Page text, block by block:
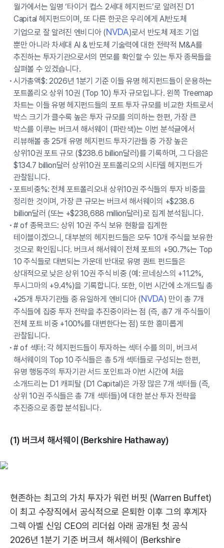
월가에서는 일명 ‘타이거 컵스 2세대 헤지펀드’로 알려진 D1
Capital 헤지펀드이며, 또 다른 한곳은 우리에게 AI반도체
기업으로 잘 알려진 엔비디아 (NVDA)로서 반도체 제조 기업
뿐만 아니라 차세대 AI & 반도체 기술력에 대한 전략적 M&A를
추진하는 투자기관으로서의 면모를 확인할 수 있는 투자 종목들을
살펴볼 수 있겠습니다.
시가총액$: 2026년 1분기 기준 이들 유명 헤지펀드들이 운용하는
포트폴리오 상위 10권 (Top 10) 투자 규모입니다. 왼쪽 Treemap
차트는 이들 유명 헤지펀드들의 포트 투자 규모를 비교한 차트로서
박스 크기가 클수록 높은 투자 규모를 의미하는 한편, 가장 큰
박스를 이루는 버크셔 해서웨이 (파란색)는 이번 분석글에서
리뷰해볼 총 25개 유명 헤지펀드 투자기관들 중 가장 높은
상위10권 포트 규모 ($238.6 billion달러)를 기록하며, 그 다음은
$134.7 billion달러 상위10권 포트폴리오의 시타델 헤지펀드가
관찰됩니다.
포트비중%: 전체 포트폴리오내 상위10권 주식들의 투자 비중을
정리한 것이며, 가장 큰 규모는 버크셔 해서웨이의 +$238.6
billion달러 (또는 +$238,688 million달러)로 집계 분석됩니다.
# of 종목코드: 상위 10권 주식 보유 현황을 집계한
테이블이겠으니, 대부분의 헤지펀드들은 모두 10개 주식을 보유한
것으로 확인됩니다. 버크셔 해서웨이 전체 포트의 +90.7%는 Top
10 주식들로 대변되는 가운데 반대로 유명 퀀트 펀드들은
상대적으로 낮은 상위 10권 주식 비중 (예: 르네상스의 +11.2%,
투시그마의 +9.4%)을 기록합니다. 또한, 이번 시간에 소개드릴 총
+25개 투자기관들 중 유일하게 엔비디아 (NVDA) 만이 총 7개
주식들에 집중 투자 전략을 추진중이라는 점 (즉, 총7 개 주식들이
전체 포트 비중 +100%를 대변한다는 점) 또한 흥미롭게
관찰됩니다.
# of 섹터: 각 헤지펀드들이 투자하는 섹터 수를 의미, 버크셔
해서웨이의 Top 10 주식들은 총 5개 섹터들로 구성되는 한편,
유명 행동주의 투자기관 서드 포인트과 이번 시간에 처음
소개드리는 D1 캐피탈 (D1 Capital)은 가장 많은 7개 섹터들 (즉,
상위 10권 주식들은 총 7개 섹터들)에 대한 분산 투자 전략을
추진중으로 종합 분석됩니다.
(1) 버크셔 해서웨이 (Berkshire Hathaway)
현존하는 최고의 가치 투자가 워런 버핏 (Warren Buffet)
이 최고 수장직에서 공식적으로 은퇴한 이후 그의 후계자
그렉 아벨 신임 CEO의 리더쉽 아래 공개된 첫 공식
2026년 1분기 기준 버크셔 해서웨이 (Berkshire